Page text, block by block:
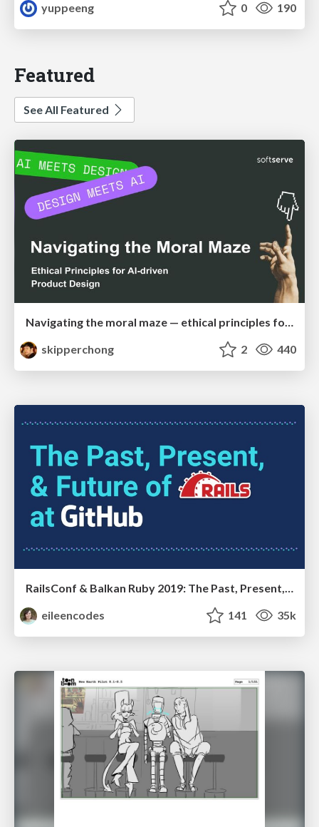
yuppeeng
0 190
Featured
See All Featured
Navigating the moral maze — ethical principles for Al-driven product design
skipperchong
2 440
RailsConf & Balkan Ruby 2019: The Past, Present, and Future of Rails at GitHub
eileencodes
141 35k